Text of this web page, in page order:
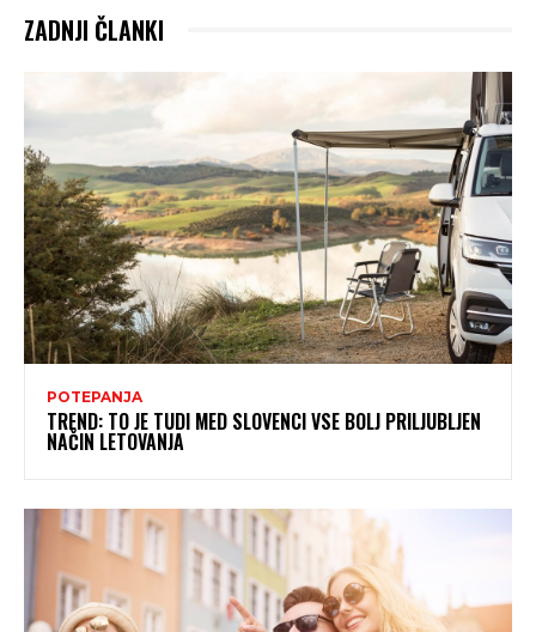
ZADNJI ČLANKI
POTEPANJA
TREND: TO JE TUDI MED SLOVENCI VSE BOLJ PRILJUBLJEN
NAČIN LETOVANJA